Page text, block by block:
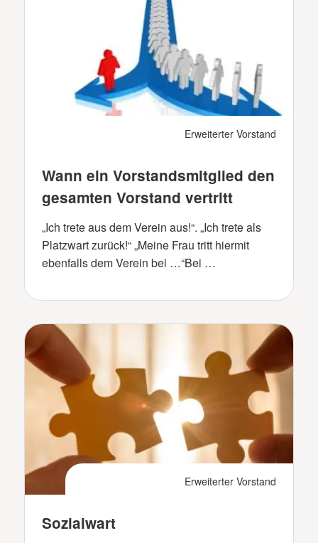
Erweiterter Vorstand
Wann ein Vorstandsmitglied den
gesamten Vorstand vertritt
„Ich trete aus dem Verein aus!“. „Ich trete als
Platzwart zurück!“ „Meine Frau tritt hiermit
ebenfalls dem Verein bei …“Bei …
Erweiterter Vorstand
Sozialwart